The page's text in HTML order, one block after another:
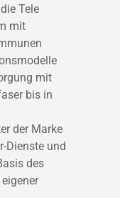
Tele
mit
mit
bis in
der Marke
Dienste und
des